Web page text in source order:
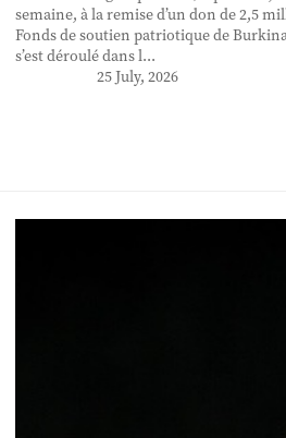
semaine, à la remise d’un don de 2,5
Fonds de soutien patriotique de Burkina
s’est déroulé dans l...
25 July, 2026